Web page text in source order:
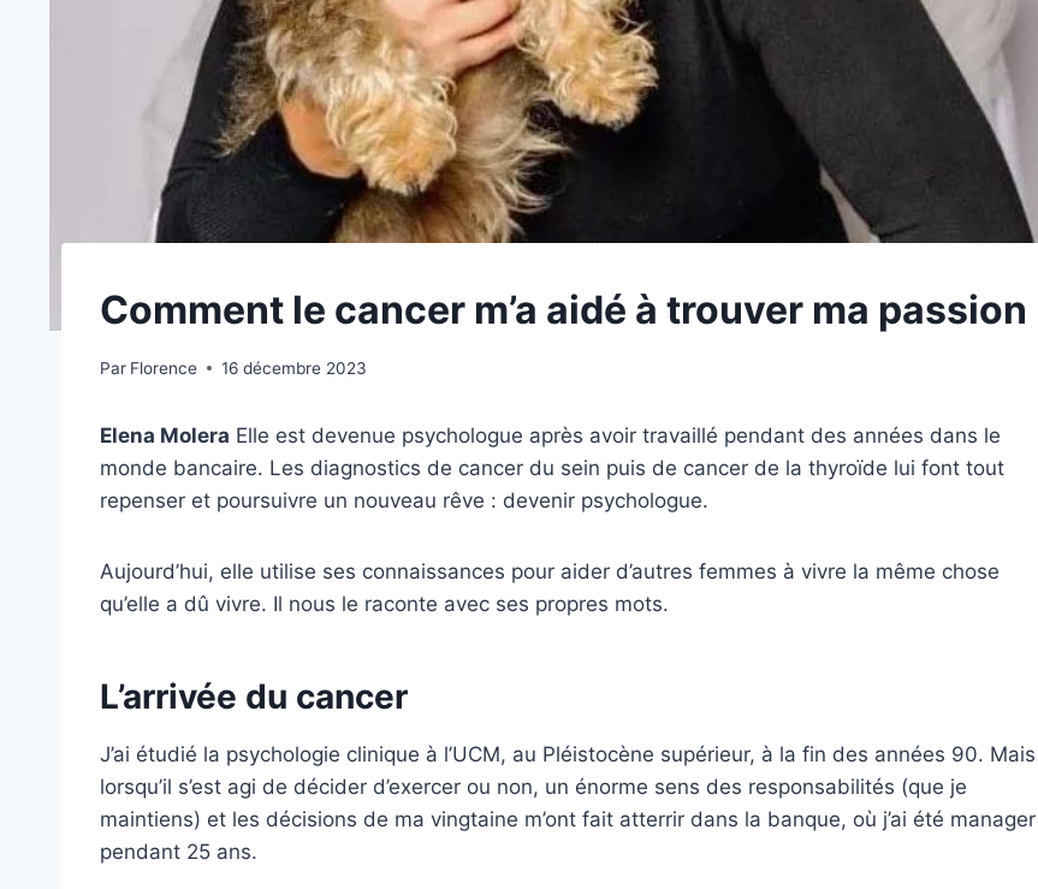
Comment le cancer m’a aidé à trouver ma passion
Par Florence 16 décembre 2023
Elena Molera Elle est devenue psychologue après avoir travaillé pendant des années dans le
monde bancaire. Les diagnostics de cancer du sein puis de cancer de la thyroïde lui font tout
repenser et poursuivre un nouveau rêve : devenir psychologue.
Aujourd’hui, elle utilise ses connaissances pour aider d’autres femmes à vivre la même chose
qu’elle a dû vivre. Il nous le raconte avec ses propres mots.
L’arrivée du cancer
J’ai étudié la psychologie clinique à l’UCM, au Pléistocène supérieur, à la fin des années 90. Mais
lorsqu’il s’est agi de décider d’exercer ou non, un énorme sens des responsabilités (que je
maintiens) et les décisions de ma vingtaine m’ont fait atterrir dans la banque, où j’ai été manager
pendant 25 ans.